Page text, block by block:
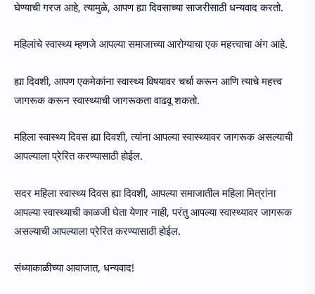
घेण्याची गरज आहे, त्यामुळे, आपण ह्या दिवसाच्या साजरीसाठी धन्यवाद करतो.
महिलांचे स्वास्थ्य म्हणजे आपल्या समाजाच्या आरोग्याचा एक महत्त्वाचा अंग आहे.
ह्या दिवशी, आपण एकमेकांना स्वास्थ्य विषयावर चर्चा करून आणि त्याचे महत्त्व
जागरूक करून स्वास्थ्याची जागरूकता वाढवू शकतो.
महिला स्वास्थ्य दिवस ह्या दिवशी, त्यांना आपल्या स्वास्थ्यावर जागरूक असल्याची
आपल्याला प्रेरित करण्यासाठी होईल.
सदर महिला स्वास्थ्य दिवस ह्या दिवशी, आपल्या समाजातील महिला मित्रांना
आपल्या स्वास्थ्याची काळजी घेता येणार नाही, परंतु आपल्या स्वास्थ्यावर जागरूक
असल्याची आपल्याला प्रेरित करण्यासाठी होईल.
संध्याकाळीच्या आवाजात, धन्यवाद!